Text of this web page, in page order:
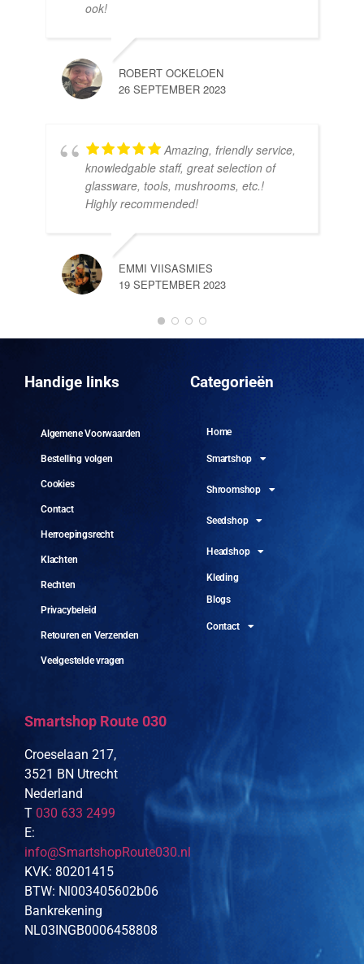
ook!
ROBERT OCKELOEN
26 SEPTEMBER 2023
Amazing, friendly service,
knowledgable staff, great selection of
glassware, tools, mushrooms, etc.!
Highly recommended!
EMMI VIISASMIES
19 SEPTEMBER 2023
Handige links
Algemene Voorwaarden
Bestelling volgen
Cookies
Contact
Herroepingsrecht
Klachten
Rechten
Privacybeleid
Retouren en Verzenden
Veelgestelde vragen
Categorieën
Home
Smartshop
Shroomshop
Seedshop
Headshop
Kleding
Blogs
Contact
Smartshop Route 030
Croeselaan 217,
3521 BN Utrecht
Nederland
T 030 633 2499
E:
info@SmartshopRoute030.nl
KVK: 80201415
BTW: Nl003405602b06
Bankrekening
NL03INGB0006458808